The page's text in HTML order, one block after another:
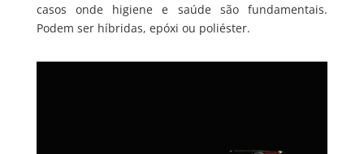
casos onde higiene e saúde são fundamentais.
Podem ser híbridas, epóxi ou poliéster.